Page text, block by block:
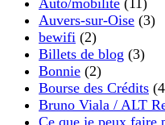
Auvers-sur-Oise (3)
bewifi (2)
Billets de blog (3)
Bonnie (2)
Bourse des Crédits
Bruno Viala / ALT
Ce que je peux faire